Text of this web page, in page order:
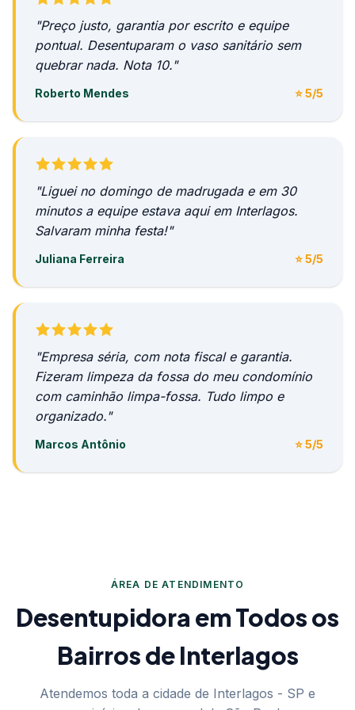
"Preço justo, garantia por escrito e equipe
pontual. Desentuparam o vaso sanitário sem
quebrar nada. Nota 10."
Roberto Mendes ⭐ 5/5
"Liguei no domingo de madrugada e em 30
minutos a equipe estava aqui em Interlagos.
Salvaram minha festa!"
Juliana Ferreira ⭐ 5/5
"Empresa séria, com nota fiscal e garantia.
Fizeram limpeza da fossa do meu condomínio
com caminhão limpa-fossa. Tudo limpo e
organizado."
Marcos Antônio ⭐ 5/5
ÁREA DE ATENDIMENTO
Desentupidora em Todos os
Bairros de Interlagos
Atendemos toda a cidade de Interlagos - SP e